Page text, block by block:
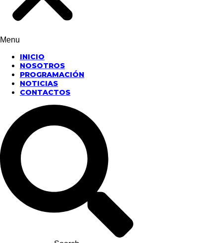
Menu
INICIO
NOSOTROS
PROGRAMACIÓN
NOTICIAS
CONTACTOS